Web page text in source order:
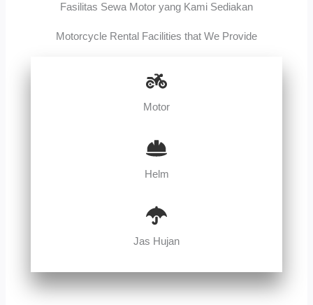
Fasilitas Sewa Motor yang Kami Sediakan
Motorcycle Rental Facilities that We Provide
Motor
Helm
Jas Hujan